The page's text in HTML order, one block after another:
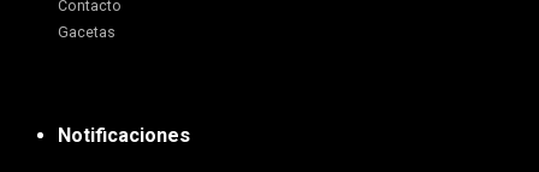
Contacto
Gacetas
Notificaciones